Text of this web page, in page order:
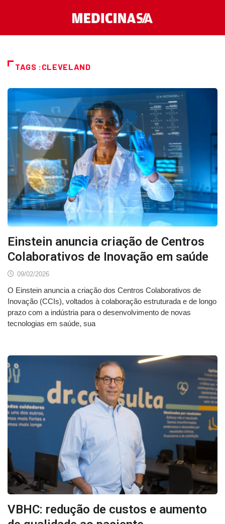
TAGS :CLEVELAND
Einstein anuncia criação de Centros
Colaborativos de Inovação em saúde
09/02/2026
O Einstein anuncia a criação dos Centros Colaborativos de
Inovação (CCIs), voltados à colaboração estruturada e de longo
prazo com a indústria para o desenvolvimento de novas
tecnologias em saúde, sua
VBHC: redução de custos e aumento